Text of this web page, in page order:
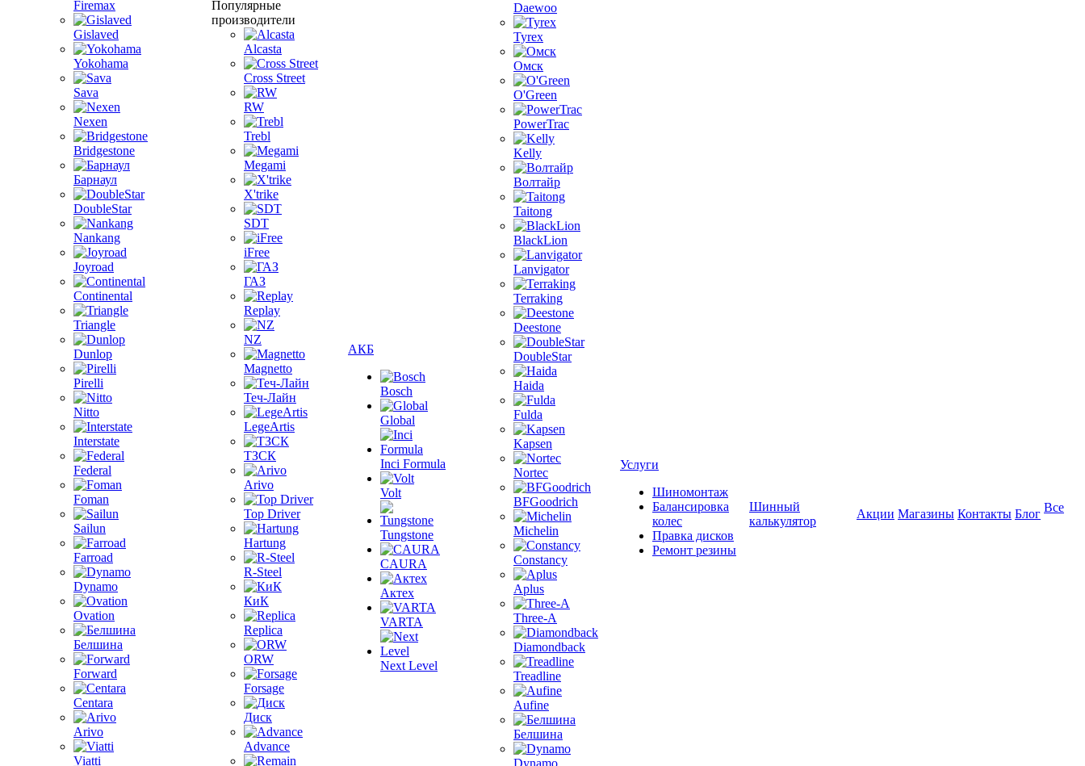
Firemax
Gislaved
Yokohama
Sava
Nexen
Bridgestone
Барнаул
DoubleStar
Nankang
Joyroad
Continental
Triangle
Dunlop
Pirelli
Nitto
Interstate
Federal
Foman
Sailun
Farroad
Dynamo
Ovation
Белшина
Forward
Centara
Arivo
Viatti
Популярные
производители
Alcasta
Cross Street
RW
Trebl
Megami
X'trike
SDT
iFree
ГАЗ
Replay
NZ
Magnetto
Теч-Лайн
LegeArtis
ТЗСК
Arivo
Top Driver
Hartung
R-Steel
КиК
Replica
ORW
Forsage
Диск
Advance
АКБ
Bosch
Global
Inci Formula
Volt
Tungstone
CAURA
Актех
VARTA
Next Level
Daewoo
Tyrex
Омск
O'Green
PowerTrac
Kelly
Волтайр
Taitong
BlackLion
Lanvigator
Terraking
Deestone
DoubleStar
Haida
Fulda
Kapsen
Nortec
BFGoodrich
Michelin
Constancy
Aplus
Three-A
Diamondback
Treadline
Aufine
Белшина
Dynamo
Услуги
Шиномонтаж
Балансировка
колес
Правка дисков
Ремонт резины
Шинный
калькулятор
Акции Магазины Контакты Блог Все